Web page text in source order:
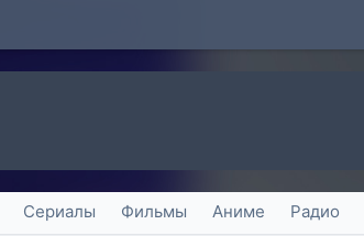
Сериалы Фильмы Аниме Радио